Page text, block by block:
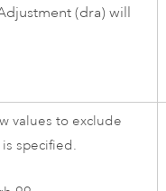
(dra) will
values to exclude
specified.